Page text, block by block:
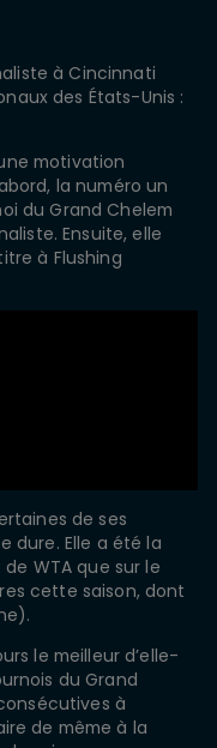
à Cincinnati
des États-Unis :
motivation
la numéro un
du Grand Chelem
Ensuite, elle
à Flushing
de ses
dure. Elle a été la
WTA que sur le
cette saison, dont
le meilleur d’elle-
du Grand
à
de même à la